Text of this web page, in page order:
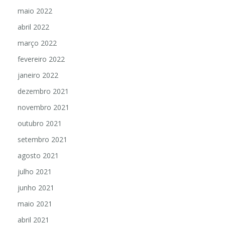
maio 2022
abril 2022
março 2022
fevereiro 2022
janeiro 2022
dezembro 2021
novembro 2021
outubro 2021
setembro 2021
agosto 2021
julho 2021
junho 2021
maio 2021
abril 2021